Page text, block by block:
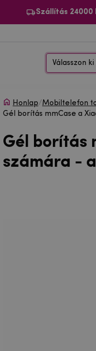
Szállítás 24000
Válasszon
Honlap/Mobiltelefon
Gél borítás mmCase a
Gél borítás
számára -